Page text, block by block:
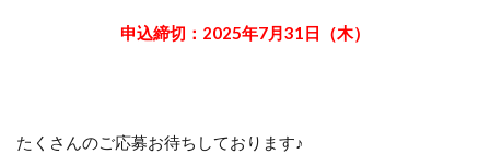
申込締切：2025年7月31日（木）
たくさんのご応募お待ちしております♪